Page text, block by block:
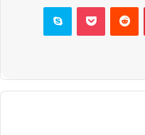
بينتيريست بوكيت سكايب